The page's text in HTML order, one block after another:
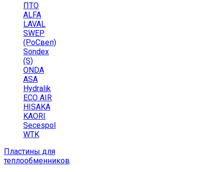
ПТО
ALFA
LAVAL
SWEP
(РоСвеп)
Sondex
(S)
ONDA
ASA
Hydralik
ECO AIR
HISAKA
KAORI
Secespol
WTK
Пластины для
теплообменников